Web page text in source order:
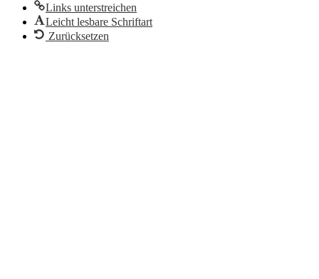
Links unterstreichen
Leicht lesbare Schriftart
Zurücksetzen